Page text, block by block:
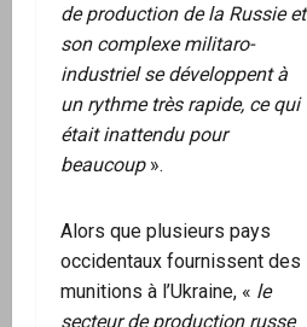
de production de la Russie et
son complexe militaro-
industriel se développent à
un rythme très rapide, ce qui
était inattendu pour
beaucoup».
Alors que plusieurs pays
occidentaux fournissent des
munitions à l’Ukraine, « le
secteur de production russe